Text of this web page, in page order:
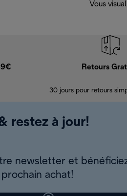
Vous
Retours
30 jours pour retours
restez à jour!
newsletter et
achat!